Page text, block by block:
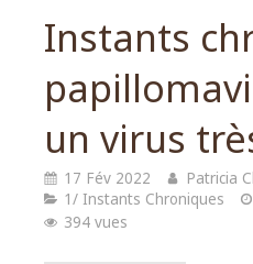
Instants
un virus
17 Fév 2022
Patricia
1/ Instants Chroniques
394 vues